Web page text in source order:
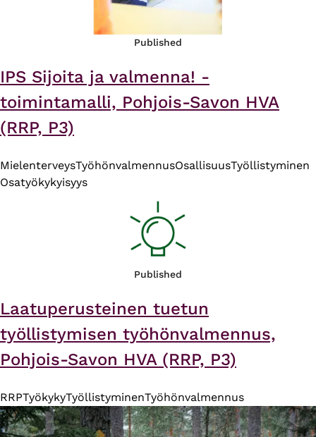
Published
IPS Sijoita ja valmenna! -
toimintamalli, Pohjois-Savon HVA
(RRP, P3)
MielenterveysTyöhönvalmennusOsallisuusTyöllistyminen
Osatyökykyisyys
Published
Laatuperusteinen tuetun
työllistymisen työhönvalmennus,
Pohjois-Savon HVA (RRP, P3)
RRPTyökykyTyöllistyminenTyöhönvalmennus